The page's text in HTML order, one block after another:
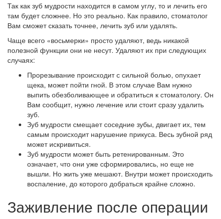
Так как зуб мудрости находится в самом углу, то и лечить его
там будет сложнее. Но это реально. Как правило, стоматолог
Вам сможет сказать точнее, лечить зуб или удалять.
Чаще всего «восьмерки» просто удаляют, ведь никакой
полезной функции они не несут. Удаляют их при следующих
случаях:
Прорезывание происходит с сильной болью, опухает
щека, может пойти гной. В этом случае Вам нужно
выпить обезболивающее и обратиться к стоматологу. Он
Вам сообщит, нужно лечение или стоит сразу удалить
зуб.
Зуб мудрости смещает соседние зубы, двигает их, тем
самым происходит нарушение прикуса. Весь зубной ряд
может искривиться.
Зуб мудрости может быть ретенированным. Это
означает, что они уже сформировались, но еще не
вышли. Но жить уже мешают. Внутри может происходить
воспаление, до которого добраться крайне сложно.
Заживление после операции